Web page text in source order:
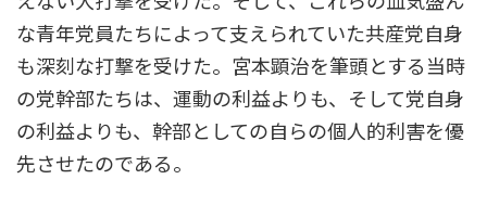
な青年党員たちによって支えられていた共産党自身
も深刻な打撃を受けた。宮本顕治を筆頭とする当時
の党幹部たちは、運動の利益よりも、そして党自身
の利益よりも、幹部としての自らの個人的利害を優
先させたのである。